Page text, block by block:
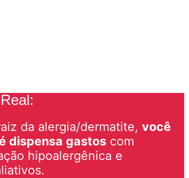
da alergia/dermatite,você
dispensa gastos com
hipoalergênica e